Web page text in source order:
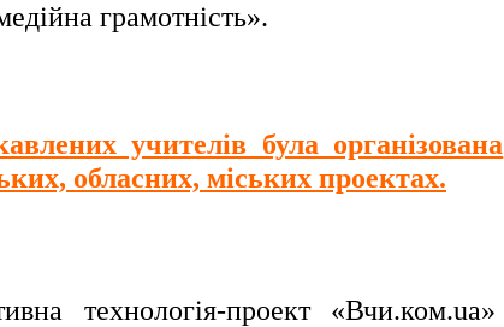
грамотність».
учителів була організована
обласних, міських проектах.
технологія-проект «Вчи.ком.ua»